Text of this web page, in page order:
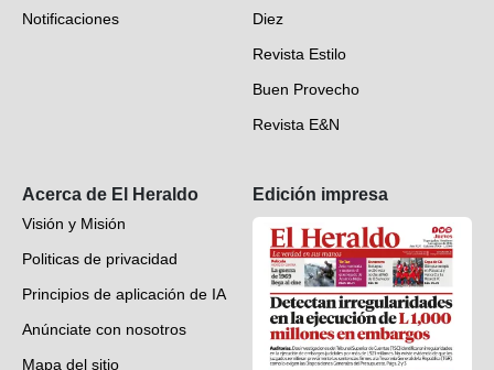
Videos
Notificaciones
Diez
Revista Estilo
Buen Provecho
Revista E&N
Acerca de El Heraldo
Visión y Misión
Politicas de privacidad
Principios de aplicación de IA
Anúnciate con nosotros
Mapa del sitio
Edición impresa